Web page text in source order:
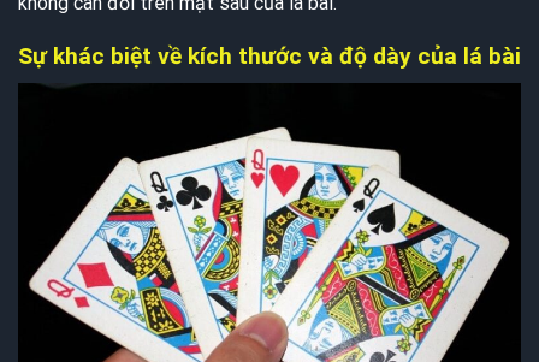
Sự khác biệt về kích thước và độ dày của lá bài